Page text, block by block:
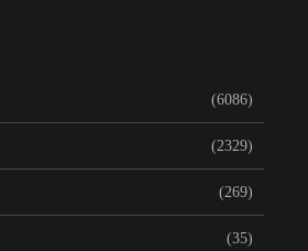
(6086)
(2329)
(269)
(35)